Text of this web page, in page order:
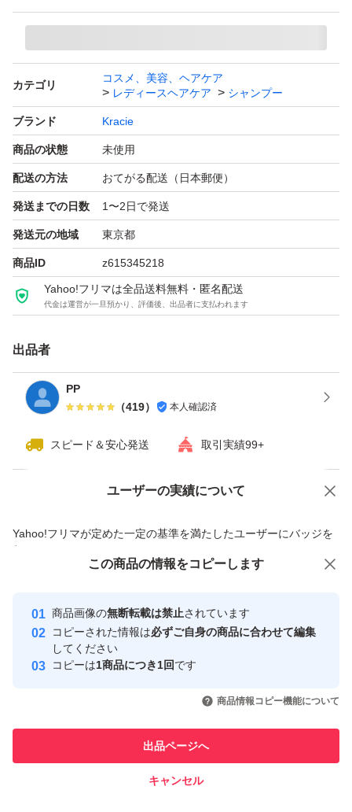
カテゴリ
コスメ、美容、ヘアケア
レディースヘアケア
シャンプー
ブランド Kracie
商品の状態 未使用
配送の方法 おてがる配送（日本郵便）
発送までの日数 1〜2日で発送
発送元の地域 東京都
商品ID z615345218
Yahoo!フリマは全品送料無料・匿名配送
代金は運営が一旦預かり、評価後、出品者に支払われます
出品者
PP
（419） 本人確認済
スピード＆安心発送 取引実績99+
ユーザーの実績について
Yahoo!フリマが定めた一定の基準を満たしたユーザーにバッジを
付与しています
安心取引出品者
心・安全なユーザーです
取引実績
引を完了させた実績があります
での取引実績があります
価格の相談 商品への質問
この商品の情報をコピーします
商品画像の無断転載は禁止されています
コピーされた情報は必ずご自身の商品に合わせて編集
してください
コピーは1商品につき1回です
商品情報コピー機能について
出品ページへ
キャンセル
この商品をみている人にオススメ